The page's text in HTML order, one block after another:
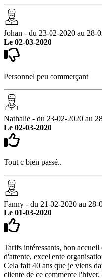
Johan - du 23-02-2020 au 28-
Le 02-03-2020
Personnel peu commerçant
Nathalie - du 23-02-2020 au
Le 02-03-2020
Tout c bien passé..
Fanny - du 21-02-2020 au 28-
Le 01-03-2020
Tarifs intéressants, bon accueil
d'attente, excellente
Cela fait 40 ans que je viens
cliente de ce commerce l'hiver.